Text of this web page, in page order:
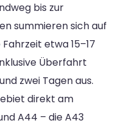
bis zur
summieren sich auf
etwa 15–17
Überfahrt
zwei Tagen aus.
direkt am
A44 – die A43